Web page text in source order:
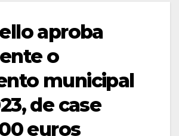
aproba
o
municipal
de case
euros